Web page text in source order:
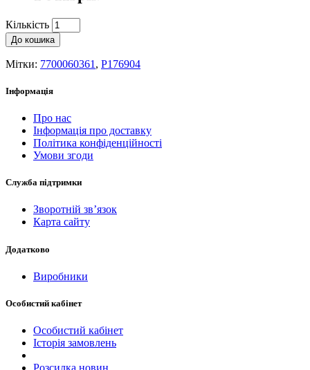
Кількість
До кошика
Мітки: 7700060361 , P176904
Інформація
Про нас
Інформація про доставку
Політика конфіденційності
Умови згоди
Служба підтримки
Зворотній зв’язок
Карта сайту
Додатково
Виробники
Особистий кабінет
Особистий кабінет
Історія замовлень
Розсилка новин